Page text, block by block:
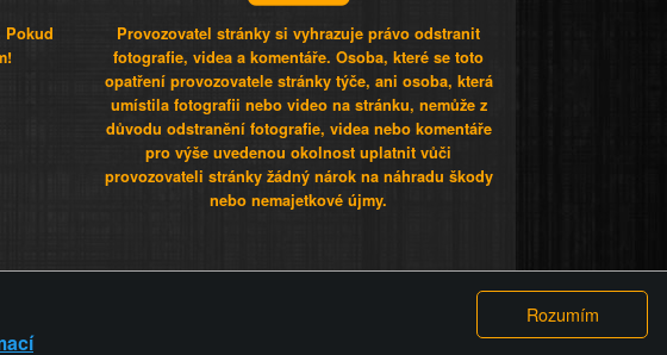
Pokud
Provozovatel stránky si vyhrazuje právo odstranit
fotografie, videa a komentáře. Osoba, které se toto
opatření provozovatele stránky týče, ani osoba, která
umístila fotografii nebo video na stránku, nemůže z
důvodu odstranění fotografie, videa nebo komentáře
pro výše uvedenou okolnost uplatnit vůči
provozovateli stránky žádný nárok na náhradu škody
nebo nemajetkové újmy.